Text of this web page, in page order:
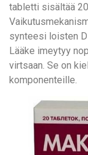
tabletti sisältää
synteesi loisten
Lääke imeytyy
virtsaan. Se on
komponenteille.